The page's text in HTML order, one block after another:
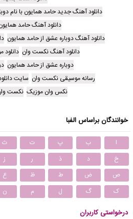
دانلود آهنگ جدید حامد همایون با نام
دانلود آهنگ حامد
دانلود آهنگ دوباره عشق از حامد همایون
دانلود آهنگ نکست وان دانلود
دوباره عشق از حامد همایون
رسانه موسیقی نکست وان سایت
نکس وان موزیک نکست
خوانندگان براساس الفبا
ا ب پ ت ث
خ
د ذ ر ز
ص
ض ط ظ ع
ک
گ ل م ن
درخواستی کاربران